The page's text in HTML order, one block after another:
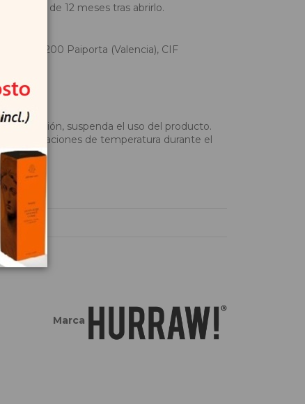
plazo de 12 meses tras abrirlo.
46200 Paiporta (Valencia), CIF
irritación, suspenda el uso del producto.
fluctuaciones de temperatura durante el
Marca